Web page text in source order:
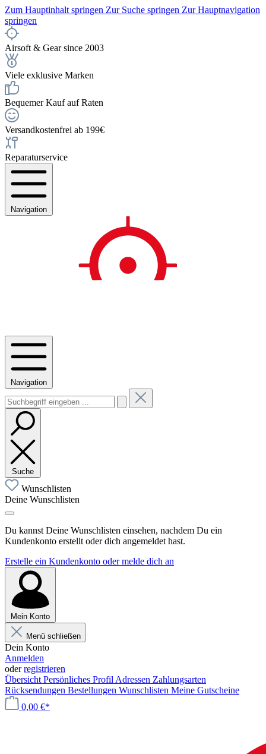
Zum Hauptinhalt springen Zur Suche springen Zur Hauptnavigation
springen
Airsoft & Gear since 2003
Viele exklusive Marken
Bequemer Kauf auf Raten
Versandkostenfrei ab 199€
Reparaturservice
Navigation
Navigation
Suche
Wunschlisten
Deine Wunschlisten
Du kannst Deine Wunschlisten einsehen, nachdem Du ein
Kundenkonto erstellt oder dich angemeldet hast.
Erstelle ein Kundenkonto oder melde dich an
Mein Konto
Menü schließen
Dein Konto
Anmelden
oderregistrieren
Übersicht Persönliches Profil Adressen Zahlungsarten
Rücksendungen Bestellungen Wunschlisten Meine Gutscheine
0,00 €*